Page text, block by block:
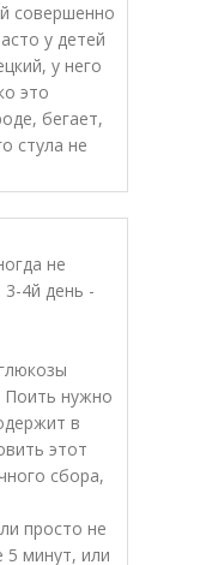
совершенно
у детей
у него
это
бегает,
стула не
не
4й день -
Поить нужно
в
этот
сбора,
просто не
минут, или